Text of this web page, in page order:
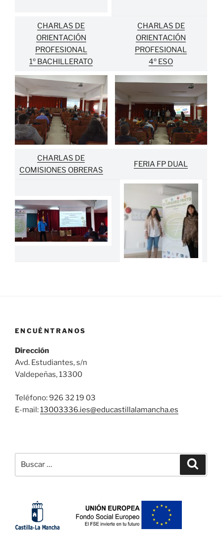
CHARLAS DE
ORIENTACIÓN
PROFESIONAL
1º BACHILLERATO
CHARLAS DE
ORIENTACIÓN
PROFESIONAL
4º ESO
CHARLAS DE
COMISIONES OBRERAS
FERIA FP DUAL
ENCUÉNTRANOS
Dirección
Avd. Estudiantes, s/n
Valdepeñas, 13300
Teléfono: 926 32 19 03
E-mail:13003336.ies@educastillalamancha.es
por: